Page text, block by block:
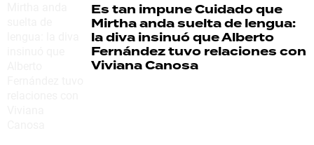
Es tan impuneCuidado que
Mirtha anda suelta de lengua:
la diva insinuó que Alberto
Fernández tuvo relaciones con
Viviana Canosa